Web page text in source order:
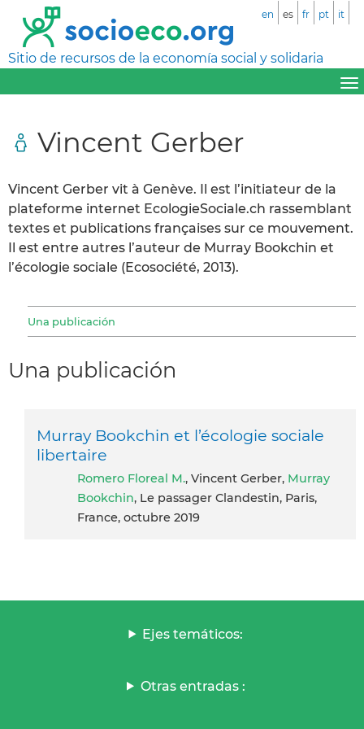
Sitio de recursos de la economía social y solidaria
en es fr pt it
Vincent Gerber
Vincent Gerber vit à Genève. Il est l’initiateur de la
plateforme internet EcologieSociale.ch rassemblant
textes et publications françaises sur ce mouvement.
Il est entre autres l’auteur de Murray Bookchin et
l’écologie sociale (Ecosociété, 2013).
Una publicación
Una publicación
Murray Bookchin et l’écologie sociale
libertaire
Romero Floreal M., Vincent Gerber, Murray
Bookchin, Le passager Clandestin, Paris,
France, octubre 2019
Ejes temáticos:
Otras entradas :